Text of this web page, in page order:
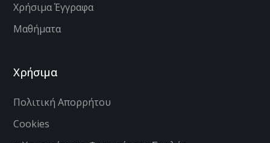
Χρήσιμα Έγγραφα
Μαθήματα
Χρήσιμα
Πολιτική Απορρήτου
Cookies